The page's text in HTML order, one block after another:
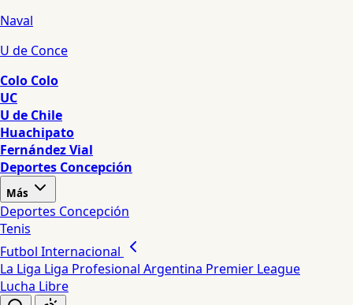
Naval
U de Conce
Colo Colo
UC
U de Chile
Huachipato
Fernández Vial
Deportes Concepción
Más
Deportes Concepción
Tenis
Futbol Internacional
La Liga Liga Profesional Argentina Premier League
Lucha Libre